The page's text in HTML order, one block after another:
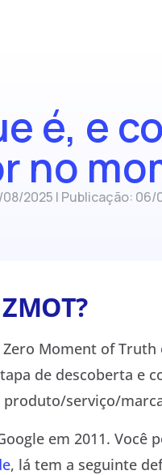
é, e
no
2025 | Publicação: 06/
Moment of
de descoberta e
serviço/
em 2011. Você
, lá tem a seguinte